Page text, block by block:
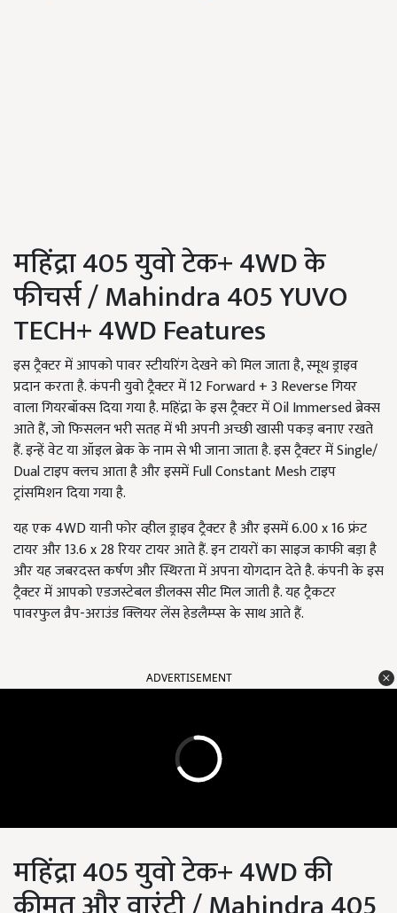
महिंद्रा 405 युवो टेक+ 4WD के
फीचर्स / Mahindra 405 YUVO
TECH+ 4WD Features
इस ट्रैक्टर में आपको पावर स्टीयरिंग देखने को मिल जाता है, स्मूथ ड्राइव
प्रदान करता है. कंपनी युवो ट्रैक्टर में 12 Forward + 3 Reverse गियर
वाला गियरबॉक्स दिया गया है. महिंद्रा के इस ट्रैक्टर में Oil Immersed ब्रेक्स
आते हैं, जो फिसलन भरी सतह में भी अपनी अच्छी खासी पकड़ बनाए रखते
हैं. इन्हें वेट या ऑइल ब्रेक के नाम से भी जाना जाता है. इस ट्रैक्टर में Single/
Dual टाइप क्लच आता है और इसमें Full Constant Mesh टाइप
ट्रांसमिशन दिया गया है.
यह एक 4WD यानी फोर व्हील ड्राइव ट्रैक्टर है और इसमें 6.00 x 16 फ्रंट
टायर और 13.6 x 28 रियर टायर आते हैं. इन टायरों का साइज काफी बड़ा है
और यह जबरदस्त कर्षण और स्थिरता में अपना योगदान देते है. कंपनी के इस
ट्रैक्टर में आपको एडजस्टेबल डीलक्स सीट मिल जाती है. यह ट्रैकटर
पावरफुल व्रैप-अराउंड क्लियर लेंस हेडलैम्प्स के साथ आते हैं.
ADVERTISEMENT
महिंद्रा 405 युवो टेक+ 4WD की